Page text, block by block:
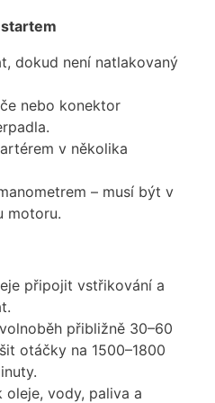
dokud není natlakovaný
nebo konektor
v několika
– musí být v
motoru.
připojit vstřikování a
přibližně 30–60
otáčky na 1500–1800
vody, paliva a